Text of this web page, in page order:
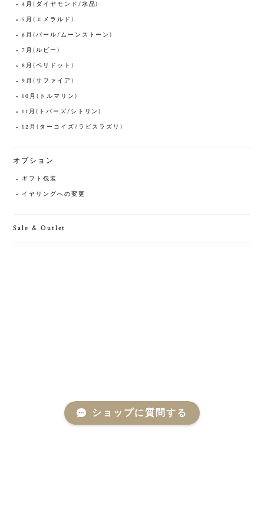
4月(ダイヤモンド/水晶)
5月(エメラルド)
6月(パール/ムーンストーン)
7月(ルビー)
8月(ペリドット)
9月(サファイア)
10月(トルマリン)
11月(トパーズ/シトリン)
12月(ターコイズ/ラピスラズリ)
オプション
ギフト包装
イヤリングへの変更
Sale & Outlet
ショップに質問する